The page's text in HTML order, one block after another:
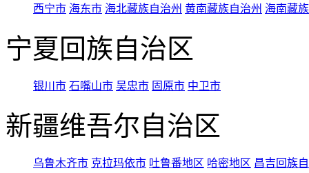
西宁市 海东市 海北藏族自治州 黄南藏族自治州 海南藏
宁夏回族自治区
银川市 石嘴山市 吴忠市 固原市 中卫市
新疆维吾尔自治区
乌鲁木齐市 克拉玛依市 吐鲁番地区 哈密地区 昌吉回族